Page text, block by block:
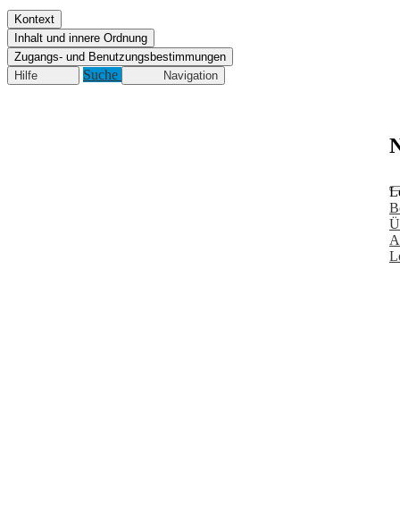
Kontext
Inhalt und innere Ordnung
Zugangs- und Benutzungsbestimmungen
Hilfe
Suche Navigation